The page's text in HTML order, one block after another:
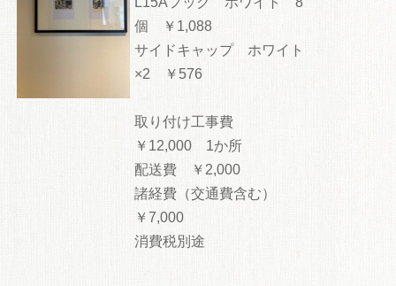
個 ￥1,088
サイドキャップ ホワイト
×2 ￥576
取り付け工事費
￥12,000 1か所
配送費 ￥2,000
諸経費（交通費含む）
￥7,000
消費税別途